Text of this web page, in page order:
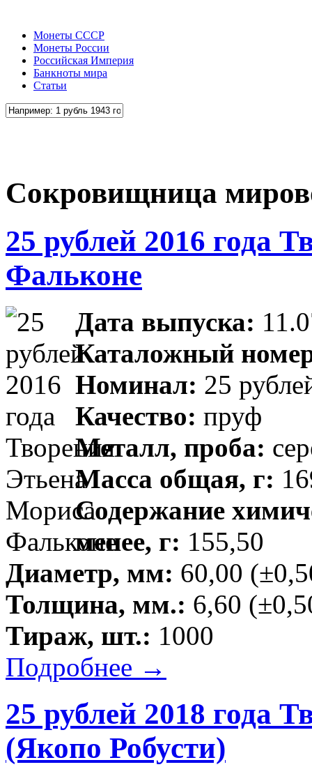
Монеты СССР
Монеты России
Российская Империя
Банкноты мира
Статьи
Сокровищница
25 рублей 2016 года
Фальконе
Дата выпуска:
Каталожный
Номинал: 25
Качество: пруф
Металл, проба:
Масса общая, г:
Содержание
менее, г: 155,50
Диаметр, мм: 60,00
Толщина, мм.: 6,60
Тираж, шт.: 1000
Подробнее →
25 рублей 2018 года
(Якопо Робусти)